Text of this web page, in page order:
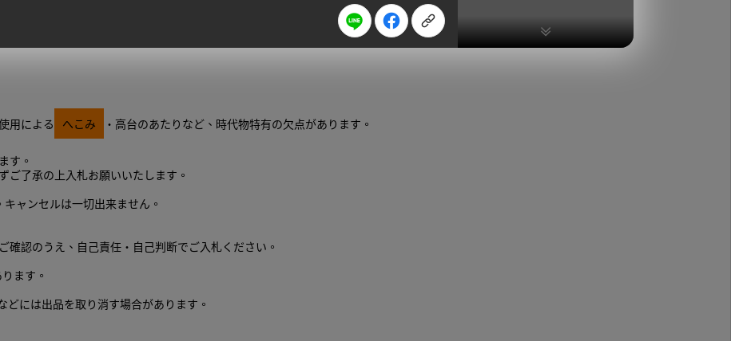
用による
へこみ
・高台のあたりなど、時代物特有の欠点があります。
す。
ご了承の上入札お願いいたします。
ャンセルは一切出来ません。
認のうえ、自己責任・自己判断でご入札ください。
ます。
どには出品を取り消す場合があります。